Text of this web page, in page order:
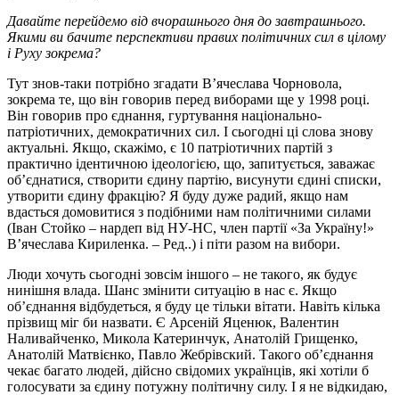
Давайте перейдемо від вчорашнього дня до завтрашнього.
Якими ви бачите перспективи правих політичних сил в цілому
і Руху зокрема?
Тут знов-таки потрібно згадати В’ячеслава Чорновола,
зокрема те, що він говорив перед виборами ще у 1998 році.
Він говорив про єднання, гуртування національно-
патріотичних, демократичних сил. І сьогодні ці слова знову
актуальні. Якщо, скажімо, є 10 патріотичних партій з
практично ідентичною ідеологією, що, запитується, заважає
об’єднатися, створити єдину партію, висунути єдині списки,
утворити єдину фракцію? Я буду дуже радий, якщо нам
вдасться домовитися з подібними нам політичними силами
(Іван Стойко – нардеп від НУ-НС, член партії «За Україну!»
В’ячеслава Кириленка. – Ред..) і піти разом на вибори.
Люди хочуть сьогодні зовсім іншого – не такого, як будує
нинішня влада. Шанс змінити ситуацію в нас є. Якщо
об’єднання відбудеться, я буду це тільки вітати. Навіть кілька
прізвищ міг би назвати. Є Арсеній Яценюк, Валентин
Наливайченко, Микола Катеринчук, Анатолій Грищенко,
Анатолій Матвієнко, Павло Жебрівский. Такого об’єднання
чекає багато людей, дійсно свідомих українців, які хотіли б
голосувати за єдину потужну політичну силу. І я не відкидаю,